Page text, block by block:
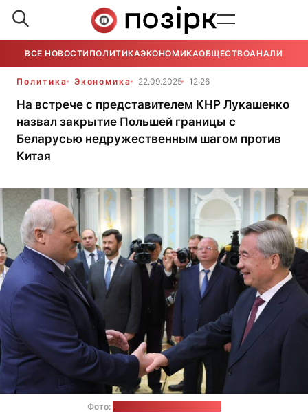
ВСЕ НОВОСТИ ПОЛИТИКАЭКОНОМИКАОБЩЕСТВОАНАЛИТИКА
Политика Экономика 22.09.2025 12:26
На встрече с представителем КНР Лукашенко
назвал закрытие Польшей границы с
Беларусью недружественным шагом против
Китая
Фото: